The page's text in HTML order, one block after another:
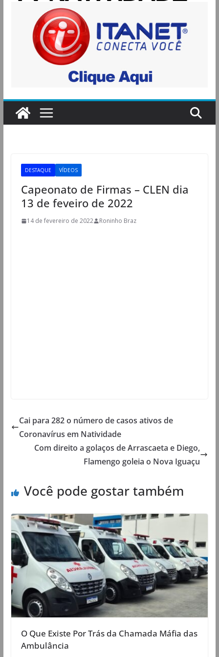
DESTAQUE VÍDEOS
Capeonato de Firmas – CLEN dia
13 de feveiro de 2022
14 de fevereiro de 2022 Roninho Braz
Cai para 282 o número de casos ativos de
Coronavírus em Natividade
Com direito a golaços de Arrascaeta e Diego,
Flamengo goleia o Nova Iguaçu
Você pode gostar também
O Que Existe Por Trás da Chamada Máfia das
Ambulância